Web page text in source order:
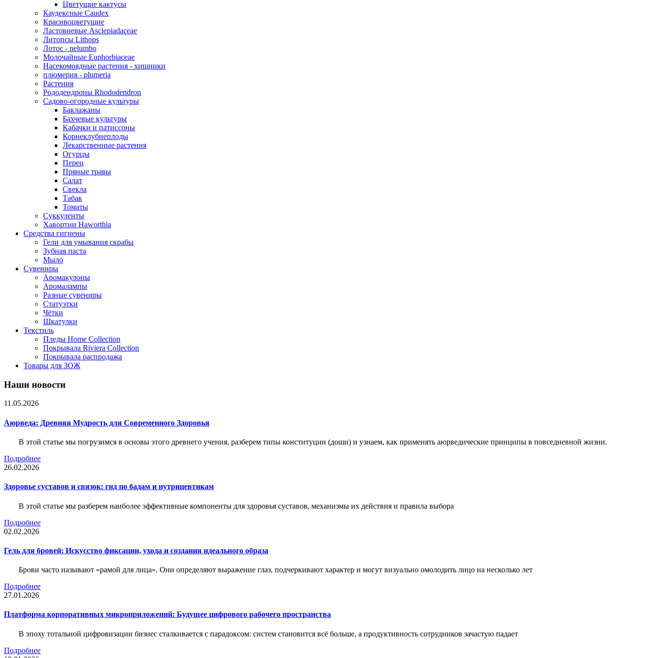
Цветущие кактусы
Каудексные Caudex
Красивоцветущие
Ластовневые Asclepiadaceae
Литопсы Lithops
Лотос - nelumbo
Молочайные Euphorbiaceae
Насекомоядные растения - хищники
плюмерия - plumeria
Растения
Рододендроны Rhododendron
Садово-огородные культуры
Баклажаны
Бахчевые культуры
Кабачки и патиссоны
Корнеклубнеплоды
Лекарственные растения
Огурцы
Перец
Пряные травы
Салат
Свекла
Табак
Томаты
Суккуленты
Хавортии Haworthia
Средства гигиены
Гели для умывания скрабы
Зубная паста
Мыло
Сувениры
Аромакулоны
Аромалампы
Разные сувениры
Статуэтки
Чётки
Шкатулки
Текстиль
Пледы Home Collection
Покрывала Riviera Collection
Покрывала распродажа
Товары для ЗОЖ
Наши новости
11.05.2026
Аюрведа: Древняя Мудрость для Современного Здоровья
В этой статье мы погрузимся в основы этого древнего учения, разберем типы конституции (доши) и узнаем, как применять аюрведические принципы в повседневной жизни.
Подробнее
26.02.2026
Здоровье суставов и связок: гид по бадам и нутрицевтикам
В этой статье мы разберем наиболее эффективные компоненты для здоровья суставов, механизмы их действия и правила выбора
Подробнее
02.02.2026
Гель для бровей: Искусство фиксации, ухода и создания идеального образа
Брови часто называют «рамой для лица». Они определяют выражение глаз, подчеркивают характер и могут визуально омолодить лицо на несколько лет
Подробнее
27.01.2026
Платформа корпоративных микроприложений: Будущее цифрового рабочего пространства
В эпоху тотальной цифровизации бизнес сталкивается с парадоксом: систем становится всё больше, а продуктивность сотрудников зачастую падает
Подробнее